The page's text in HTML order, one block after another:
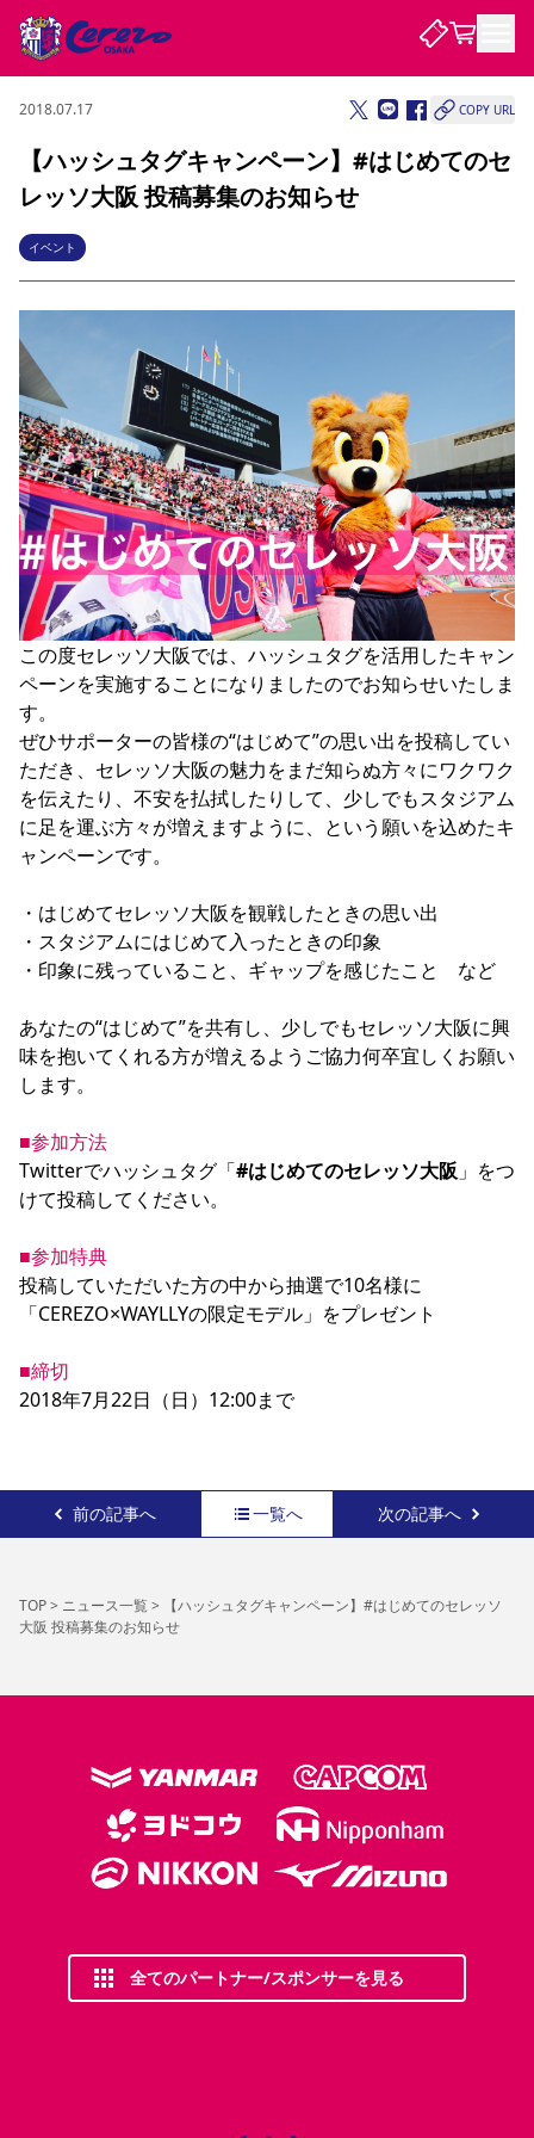
試合・チーム
試合について
試合日程 / 結果
チームについて
ハナサカプレーヤー
観戦する
チケット
法人シーズンシート
特定興行入場券 譲渡サービス
観戦ガイド
初めて観戦ガイド キッズ向けサービス グルメ
マッチデープログラム
観戦マナー&ルール ビジターサポーター観戦ガイド 公式アプリ
スタジアム
YANMAR HANASAKA STADIUM
DAZNで観戦
DAZNで観戦
アウェイツアー
アウェイツアー
よくある質問
よくある質問
クラブを知る
セレッソ大阪について
クラブ紹介 沿革 シーズン記録 求人情報
サポートする
パートナー企業募集中 セレッソ大阪VISAカード サポートスタッフ
セレッソアイデアちょうだいな 応援商店街
Lise（ライセンスビジネス）
サステナビリティ
サステナビリティポリシー SDGsのゴール
インパクトレポート
活動レポート SPORT POSITIVE LEAGUES 取り組み実績
スポーツクラブ
スポーツクラブ
関連団体/施設
長居公園 セレッソフットサルパーク セレッソフットサルパーク長居
セレッソスポーツパーク舞洲 YANMAR HANASAKA STADIUM
セレッソ大阪アカデミー
子供のサッカースクール
大人のサッカースクール
ファンクラブ
ファンクラブ
SAKURA SOCIO 招待券引換方法 まいセレチケット 会員規定
婚姻届・出生届・命名書
ニュース
ニュース
すべて チーム グッズ チケット イベント ファンクラブ
ホームタウン パートナー スポーツクラブ メディア 30周年
レディース
アカデミー
2018.07.17 COPY URL
【ハッシュタグキャンペーン】#はじめてのセ
レッソ大阪 投稿募集のお知らせ
イベント
この度セレッソ大阪では、ハッシュタグを活用したキャン
ペーンを実施することになりましたのでお知らせいたしま
す。
ぜひサポーターの皆様の“はじめて”の思い出を投稿してい
ただき、セレッソ大阪の魅力をまだ知らぬ方々にワクワク
を伝えたり、不安を払拭したりして、少しでもスタジアム
に足を運ぶ方々が増えますように、という願いを込めたキ
ャンペーンです。
・はじめてセレッソ大阪を観戦したときの思い出
・スタジアムにはじめて入ったときの印象
・印象に残っていること、ギャップを感じたこと　など
あなたの“はじめて”を共有し、少しでもセレッソ大阪に興
味を抱いてくれる方が増えるようご協力何卒宜しくお願い
します。
■参加方法
Twitterでハッシュタグ「#はじめてのセレッソ大阪 」をつ
けて投稿してください。
■参加特典
投稿していただいた方の中から抽選で10名様に
「CEREZO×WAYLLYの限定モデル」をプレゼント
■締切
2018年7月22日（日）12:00まで
前の記事へ 一覧へ 次の記事へ
TOP> ニュース一覧>
【ハッシュタグキャンペーン】#はじめてのセレッソ
大阪 投稿募集のお知らせ
全てのパートナー/スポンサーを見る